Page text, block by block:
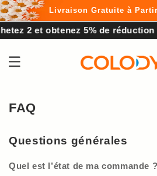
et
passer
au
contenu
Livraison Gratuite à
2 et obtenez 5% de réduction
FAQ
Questions générales
Quel est l’état de ma commande ?